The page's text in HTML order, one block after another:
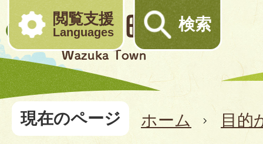
閲覧支援
Languages 検索
現在のページ ホーム 目的